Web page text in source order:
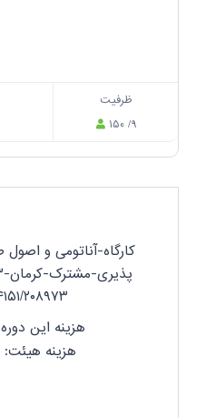
ظرفیت
۱۵۰ /۹
کارگاه-آناتومی و
هزینه این دوره:
هزینه هیئت: ۵,۰۰۰,۰۰۰